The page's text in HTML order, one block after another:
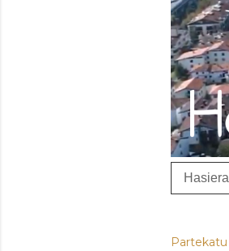
Hasiera
Partekatu